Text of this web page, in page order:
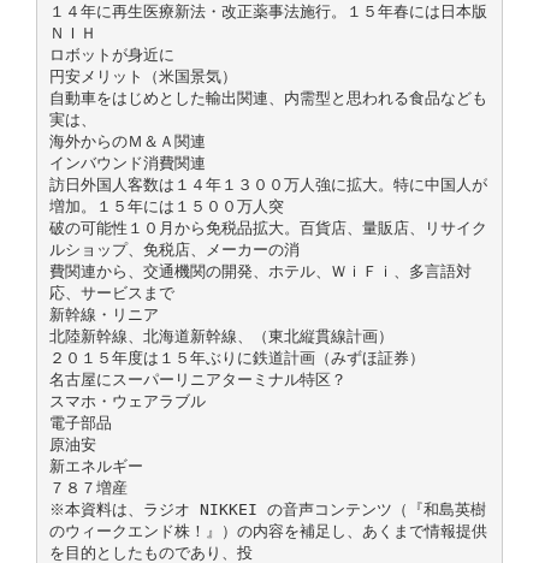
１４年に再生医療新法・改正薬事法施行。１５年春には日本版
ＮＩＨ
ロボットが身近に
円安メリット（米国景気）
自動車をはじめとした輸出関連、内需型と思われる食品なども
実は、
海外からのＭ＆Ａ関連
インバウンド消費関連
訪日外国人客数は１４年１３００万人強に拡大。特に中国人が
増加。１５年には１５００万人突
破の可能性１０月から免税品拡大。百貨店、量販店、リサイク
ルショップ、免税店、メーカーの消
費関連から、交通機関の開発、ホテル、ＷｉＦｉ、多言語対
応、サービスまで
新幹線・リニア
北陸新幹線、北海道新幹線、（東北縦貫線計画）
２０１５年度は１５年ぶりに鉄道計画（みずほ証券）
名古屋にスーパーリニアターミナル特区？
スマホ・ウェアラブル
電子部品
原油安
新エネルギー
７８７増産
※本資料は、ラジオ NIKKEI の音声コンテンツ（『和島英樹
のウィークエンド株！』）の内容を補足し、あくまで情報提供
を目的としたものであり、投